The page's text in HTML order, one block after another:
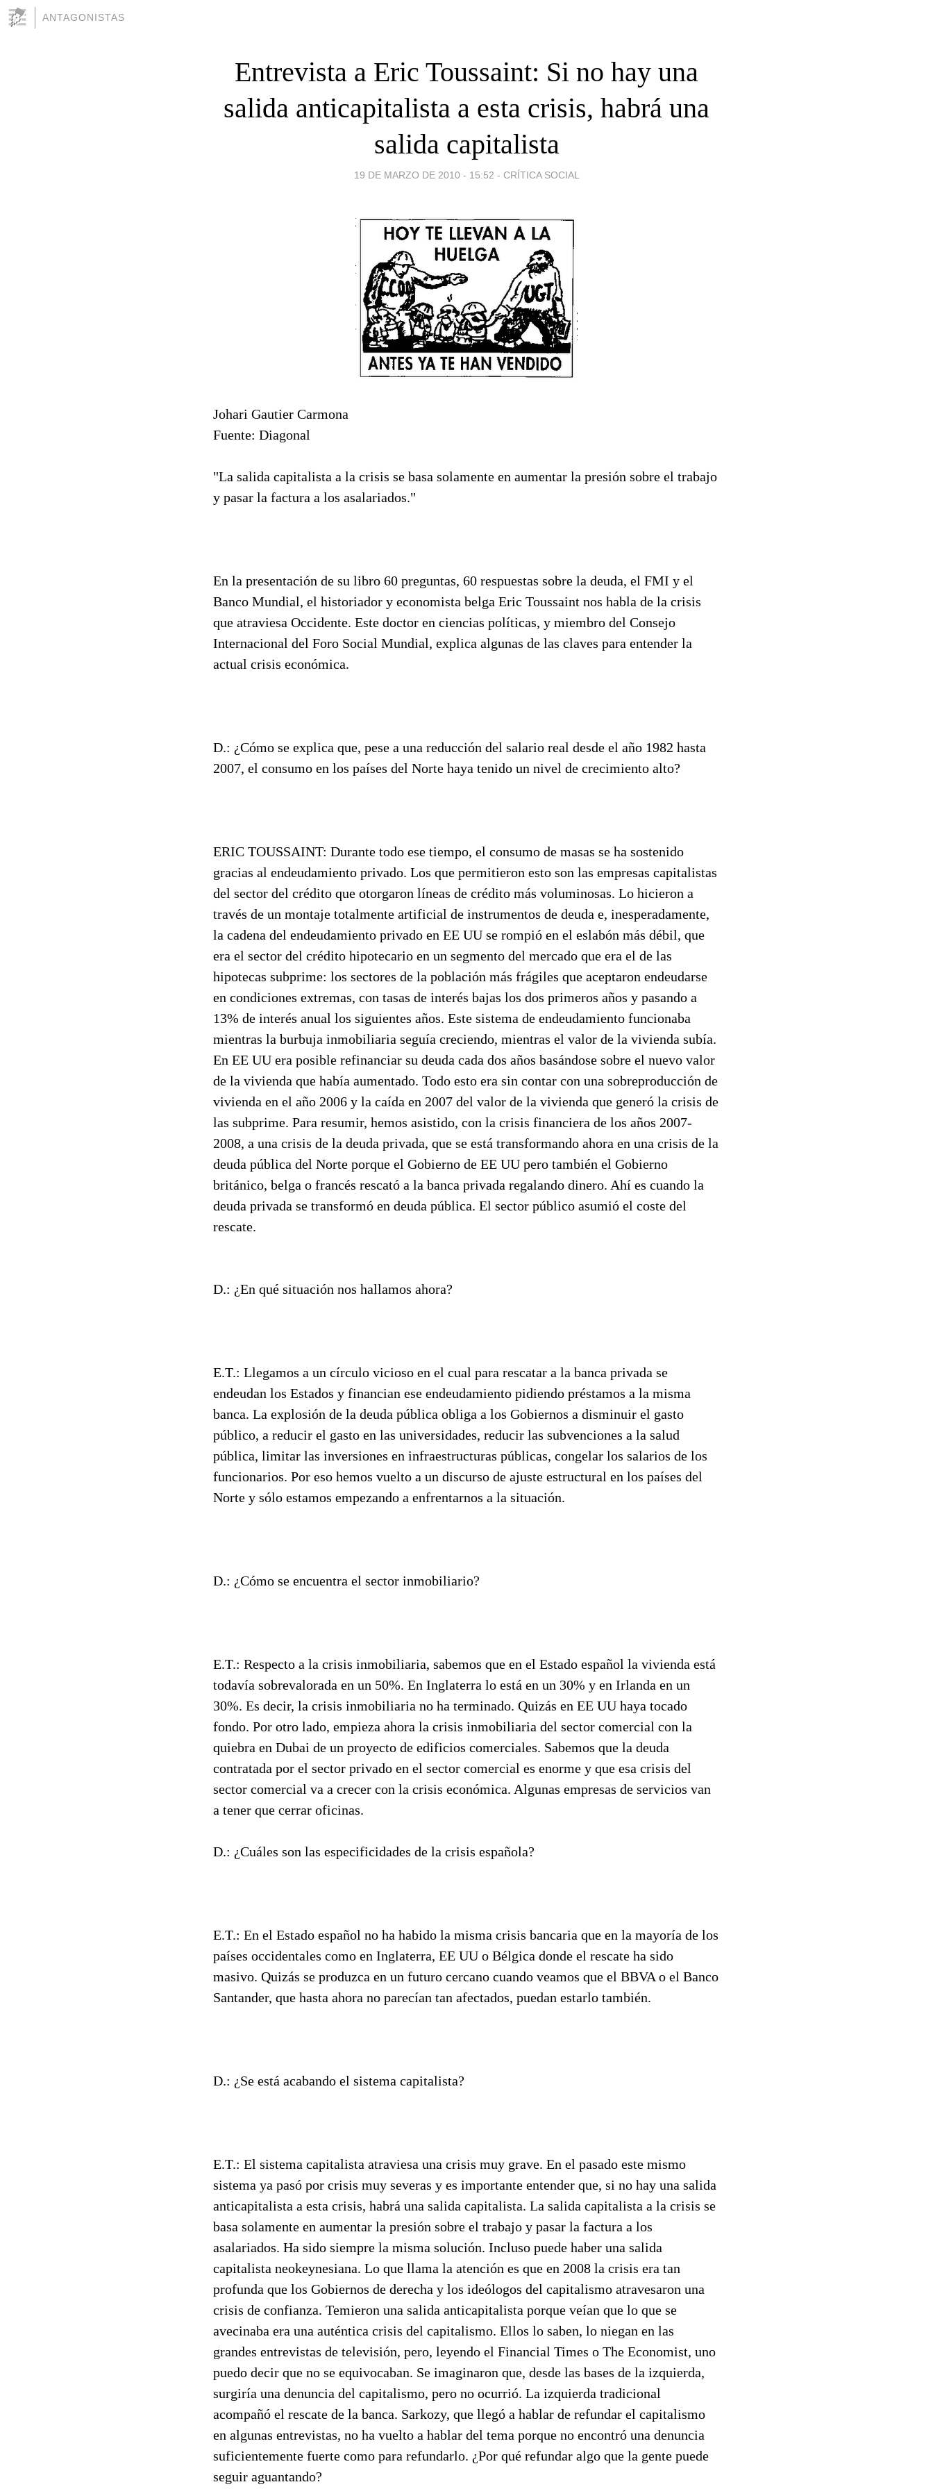
ANTAGONISTAS
Entrevista a Eric Toussaint: Si no hay una
salida anticapitalista a esta crisis, habrá una
salida capitalista
19 DE MARZO DE 2010 - 15:52 - CRÍTICA SOCIAL
Johari Gautier Carmona
Fuente: Diagonal
"La salida capitalista a la crisis se basa solamente en aumentar la presión sobre el trabajo
y pasar la factura a los asalariados."
En la presentación de su libro 60 preguntas, 60 respuestas sobre la deuda, el FMI y el
Banco Mundial, el historiador y economista belga Eric Toussaint nos habla de la crisis
que atraviesa Occidente. Este doctor en ciencias políticas, y miembro del Consejo
Internacional del Foro Social Mundial, explica algunas de las claves para entender la
actual crisis económica.
D.: ¿Cómo se explica que, pese a una reducción del salario real desde el año 1982 hasta
2007, el consumo en los países del Norte haya tenido un nivel de crecimiento alto?
ERIC TOUSSAINT: Durante todo ese tiempo, el consumo de masas se ha sostenido
gracias al endeudamiento privado. Los que permitieron esto son las empresas capitalistas
del sector del crédito que otorgaron líneas de crédito más voluminosas. Lo hicieron a
través de un montaje totalmente artificial de instrumentos de deuda e, inesperadamente,
la cadena del endeudamiento privado en EE UU se rompió en el eslabón más débil, que
era el sector del crédito hipotecario en un segmento del mercado que era el de las
hipotecas subprime: los sectores de la población más frágiles que aceptaron endeudarse
en condiciones extremas, con tasas de interés bajas los dos primeros años y pasando a
13% de interés anual los siguientes años. Este sistema de endeudamiento funcionaba
mientras la burbuja inmobiliaria seguía creciendo, mientras el valor de la vivienda subía.
En EE UU era posible refinanciar su deuda cada dos años basándose sobre el nuevo valor
de la vivienda que había aumentado. Todo esto era sin contar con una sobreproducción de
vivienda en el año 2006 y la caída en 2007 del valor de la vivienda que generó la crisis de
las subprime. Para resumir, hemos asistido, con la crisis financiera de los años 2007-
2008, a una crisis de la deuda privada, que se está transformando ahora en una crisis de la
deuda pública del Norte porque el Gobierno de EE UU pero también el Gobierno
británico, belga o francés rescató a la banca privada regalando dinero. Ahí es cuando la
deuda privada se transformó en deuda pública. El sector público asumió el coste del
rescate.
D.: ¿En qué situación nos hallamos ahora?
E.T.: Llegamos a un círculo vicioso en el cual para rescatar a la banca privada se
endeudan los Estados y financian ese endeudamiento pidiendo préstamos a la misma
banca. La explosión de la deuda pública obliga a los Gobiernos a disminuir el gasto
público, a reducir el gasto en las universidades, reducir las subvenciones a la salud
pública, limitar las inversiones en infraestructuras públicas, congelar los salarios de los
funcionarios. Por eso hemos vuelto a un discurso de ajuste estructural en los países del
Norte y sólo estamos empezando a enfrentarnos a la situación.
D.: ¿Cómo se encuentra el sector inmobiliario?
E.T.: Respecto a la crisis inmobiliaria, sabemos que en el Estado español la vivienda está
todavía sobrevalorada en un 50%. En Inglaterra lo está en un 30% y en Irlanda en un
30%. Es decir, la crisis inmobiliaria no ha terminado. Quizás en EE UU haya tocado
fondo. Por otro lado, empieza ahora la crisis inmobiliaria del sector comercial con la
quiebra en Dubai de un proyecto de edificios comerciales. Sabemos que la deuda
contratada por el sector privado en el sector comercial es enorme y que esa crisis del
sector comercial va a crecer con la crisis económica. Algunas empresas de servicios van
a tener que cerrar oficinas.
D.: ¿Cuáles son las especificidades de la crisis española?
E.T.: En el Estado español no ha habido la misma crisis bancaria que en la mayoría de los
países occidentales como en Inglaterra, EE UU o Bélgica donde el rescate ha sido
masivo. Quizás se produzca en un futuro cercano cuando veamos que el BBVA o el Banco
Santander, que hasta ahora no parecían tan afectados, puedan estarlo también.
D.: ¿Se está acabando el sistema capitalista?
E.T.: El sistema capitalista atraviesa una crisis muy grave. En el pasado este mismo
sistema ya pasó por crisis muy severas y es importante entender que, si no hay una salida
anticapitalista a esta crisis, habrá una salida capitalista. La salida capitalista a la crisis se
basa solamente en aumentar la presión sobre el trabajo y pasar la factura a los
asalariados. Ha sido siempre la misma solución. Incluso puede haber una salida
capitalista neokeynesiana. Lo que llama la atención es que en 2008 la crisis era tan
profunda que los Gobiernos de derecha y los ideólogos del capitalismo atravesaron una
crisis de confianza. Temieron una salida anticapitalista porque veían que lo que se
avecinaba era una auténtica crisis del capitalismo. Ellos lo saben, lo niegan en las
grandes entrevistas de televisión, pero, leyendo el Financial Times o The Economist, uno
puedo decir que no se equivocaban. Se imaginaron que, desde las bases de la izquierda,
surgiría una denuncia del capitalismo, pero no ocurrió. La izquierda tradicional
acompañó el rescate de la banca. Sarkozy, que llegó a hablar de refundar el capitalismo
en algunas entrevistas, no ha vuelto a hablar del tema porque no encontró una denuncia
suficientemente fuerte como para refundarlo. ¿Por qué refundar algo que la gente puede
seguir aguantando?